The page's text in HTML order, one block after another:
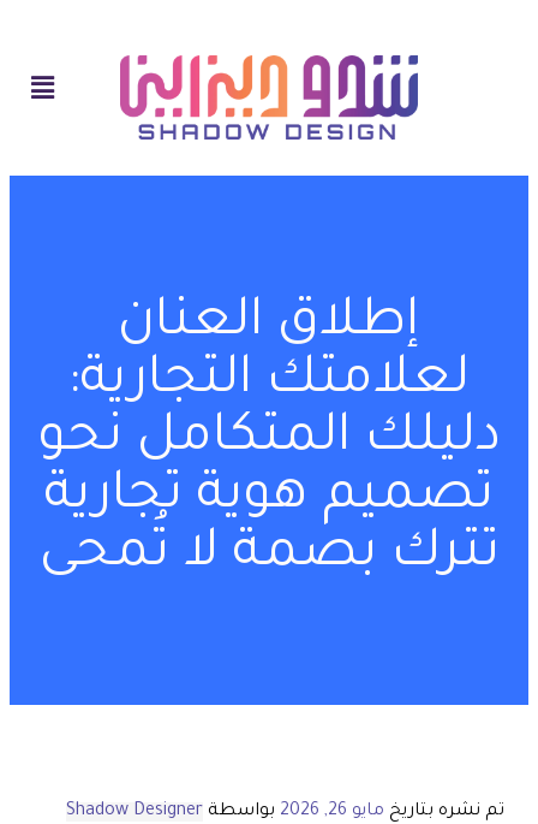
إطلاق العنان
لعلامتك التجارية:
دليلك المتكامل نحو
تصميم هوية تجارية
تترك بصمة لا تُمحى
تم نشره بتاريخ مايو 26, 2026 بواسطة Shadow Designer